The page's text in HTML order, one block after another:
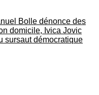
Bolle dénonce des
domicile, Ivica Jovic
sursaut démocratique